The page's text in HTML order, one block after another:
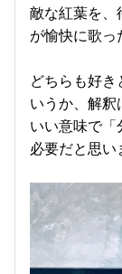
敵な紅葉を、
が愉快に歌っ
どちらも好き
いうか、解釈
いい意味で「
必要だと思い